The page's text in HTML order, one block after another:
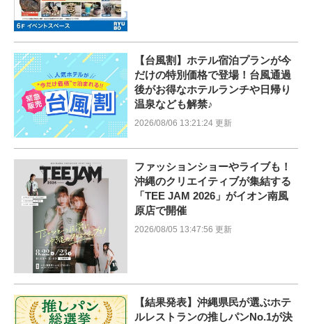
【台風割】ホテル宿泊プランが今
だけの特別価格で登場！台風通過
後がお得なホテルランチや日帰り
温泉なども解禁♪
2026/08/06 13:21:24 更新
ファッションショーやライブも！
沖縄のクリエイティブが集結する
「TEE JAM 2026」がイオン南風
原店で開催
2026/08/05 13:47:56 更新
【結果発表】沖縄県民が選ぶホテ
ルレストランの推しパンNo.1が決